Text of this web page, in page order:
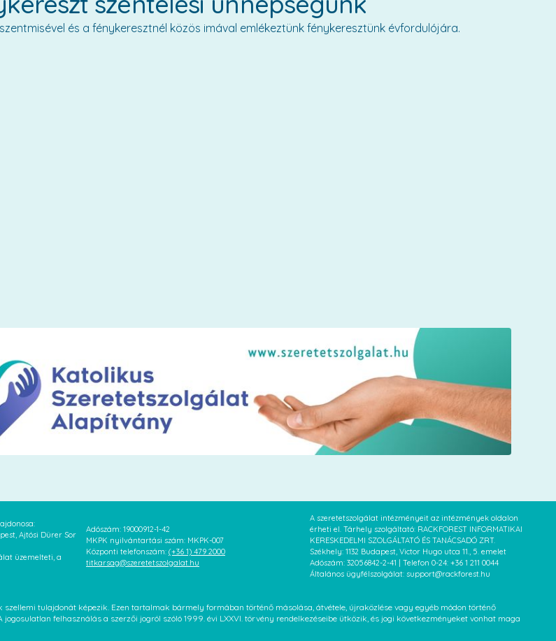
és a fénykeresztnél közös imával emlékeztünk fénykeresztünk évfordulójára.
Ajtósi Dürer Sor
üzemelteti, a
Adószám: 19000912-1-42
MKPK nyilvántartási szám: MKPK-007
Központi telefonszám: (+36 1) 479 2000
titkarsag@szeretetszolgalat.hu
A szeretetszolgálat intézményeit az intézmények oldalon
érheti el. Tárhely szolgáltató: RACKFOREST INFORMATIKAI
KERESKEDELMI SZOLGÁLTATÓ ÉS TANÁCSADÓ ZRT.
Székhely: 1132 Budapest, Victor Hugo utca 11., 5. emelet
Adószám: 32056842-2-41 | Telefon 0-24: +36 1 211 0044
Általános ügyfélszolgálat: support@rackforest.hu
tulajdonát képezik. Ezen tartalmak bármely formában történő másolása, átvétele, újraközlése vagy egyéb módon történő
felhasználás a szerzői jogról szóló 1999. évi LXXVI. törvény rendelkezéseibe ütközik, és jogi következményeket vonhat maga